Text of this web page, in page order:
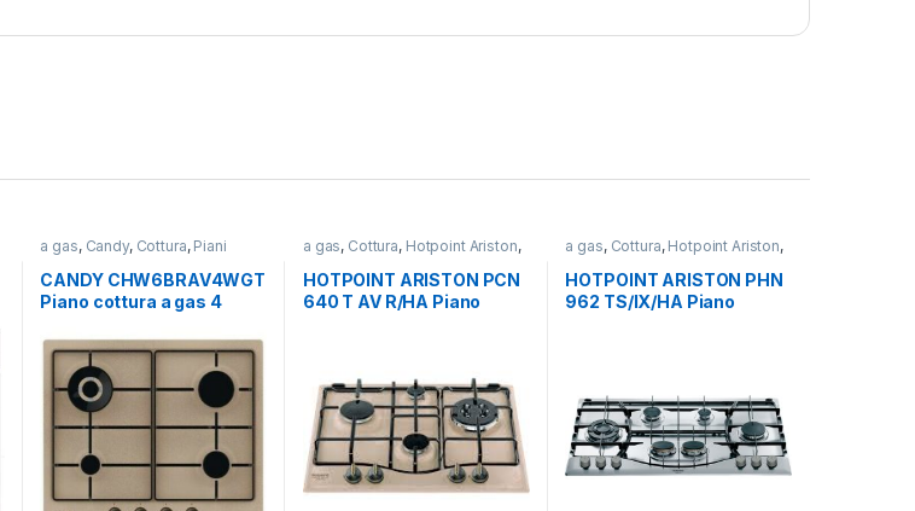
a gas, Candy, Cottura, Piani
Cottura
CANDY CHW6BRAV4WGT
Piano cottura a gas 4
a gas, Cottura, Hotpoint Ariston,
Piani Cottura
HOTPOINT ARISTON PCN
640 T AV R/HA Piano
a gas, Cottura, Hotpoint Ariston,
Piani Cottura
HOTPOINT ARISTON PHN
962 TS/IX/HA Piano